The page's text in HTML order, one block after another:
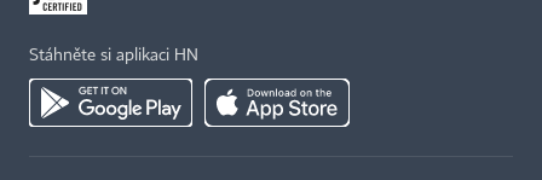
Stáhněte si aplikaci HN